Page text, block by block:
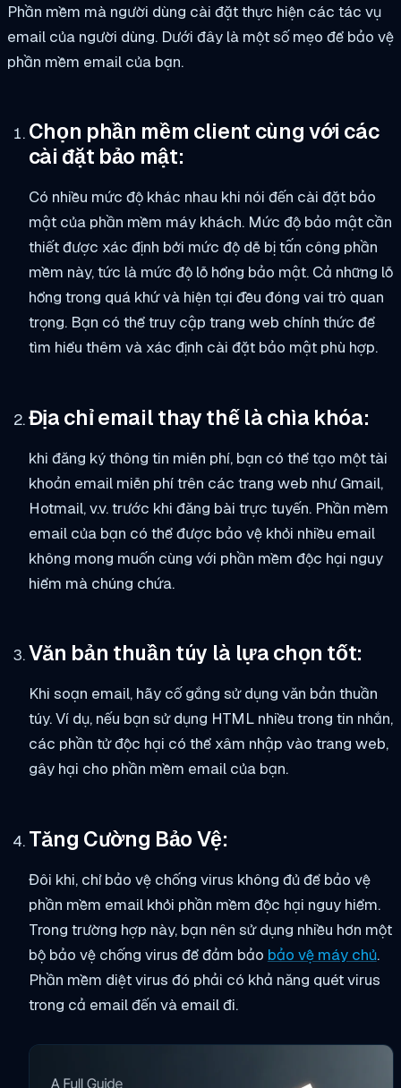
Phần mềm mà người dùng cài đặt thực hiện các tác vụ
email của người dùng. Dưới đây là một số mẹo để bảo vệ
phần mềm email của bạn.
Chọn phần mềm client cùng với các
cài đặt bảo mật:
Có nhiều mức độ khác nhau khi nói đến cài đặt bảo
mật của phần mềm máy khách. Mức độ bảo mật cần
thiết được xác định bởi mức độ dễ bị tấn công phần
mềm này, tức là mức độ lỗ hổng bảo mật. Cả những lỗ
hổng trong quá khứ và hiện tại đều đóng vai trò quan
trọng. Bạn có thể truy cập trang web chính thức để
tìm hiểu thêm và xác định cài đặt bảo mật phù hợp.
Địa chỉ email thay thế là chìa khóa:
khi đăng ký thông tin miễn phí, bạn có thể tạo một tài
khoản email miễn phí trên các trang web như Gmail,
Hotmail, v.v. trước khi đăng bài trực tuyến. Phần mềm
email của bạn có thể được bảo vệ khỏi nhiều email
không mong muốn cùng với phần mềm độc hại nguy
hiểm mà chúng chứa.
Văn bản thuần túy là lựa chọn tốt:
Khi soạn email, hãy cố gắng sử dụng văn bản thuần
túy. Ví dụ, nếu bạn sử dụng HTML nhiều trong tin nhắn,
các phần tử độc hại có thể xâm nhập vào trang web,
gây hại cho phần mềm email của bạn.
Tăng Cường Bảo Vệ:
Đôi khi, chỉ bảo vệ chống virus không đủ để bảo vệ
phần mềm email khỏi phần mềm độc hại nguy hiểm.
Trong trường hợp này, bạn nên sử dụng nhiều hơn một
bộ bảo vệ chống virus để đảm bảo bảo vệ máy chủ.
Phần mềm diệt virus đó phải có khả năng quét virus
trong cả email đến và email đi.